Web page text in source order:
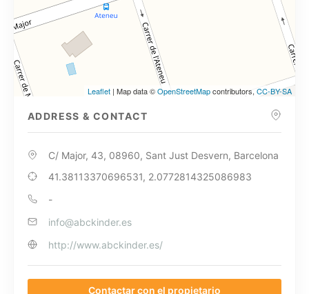
Leaflet | Map data ©OpenStreetMapcontributors, CC-BY-SA
ADDRESS & CONTACT
C/ Major, 43, 08960, Sant Just Desvern, Barcelona
41.38113370696531, 2.0772814325086983
-
info@abckinder.es
http://www.abckinder.es/
Contactar con el propietario